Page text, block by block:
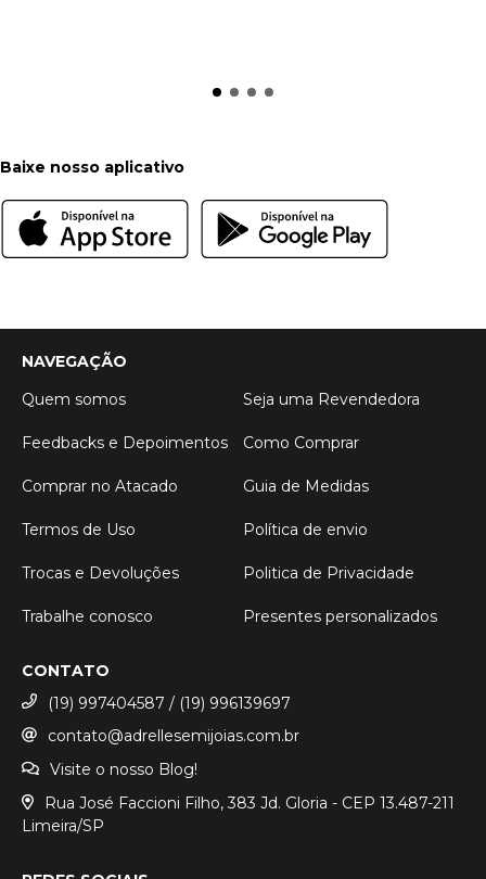
Baixe nosso aplicativo
NAVEGAÇÃO
Quem somos
Seja uma Revendedora
Feedbacks e Depoimentos Como Comprar
Comprar no Atacado Guia de Medidas
Termos de Uso Política de envio
Trocas e Devoluções Politica de Privacidade
Trabalhe conosco Presentes personalizados
CONTATO
(19) 997404587 / (19) 996139697
contato@adrellesemijoias.com.br
Visite o nosso Blog!
Rua José Faccioni Filho, 383 Jd. Gloria - CEP 13.487-211
Limeira/SP